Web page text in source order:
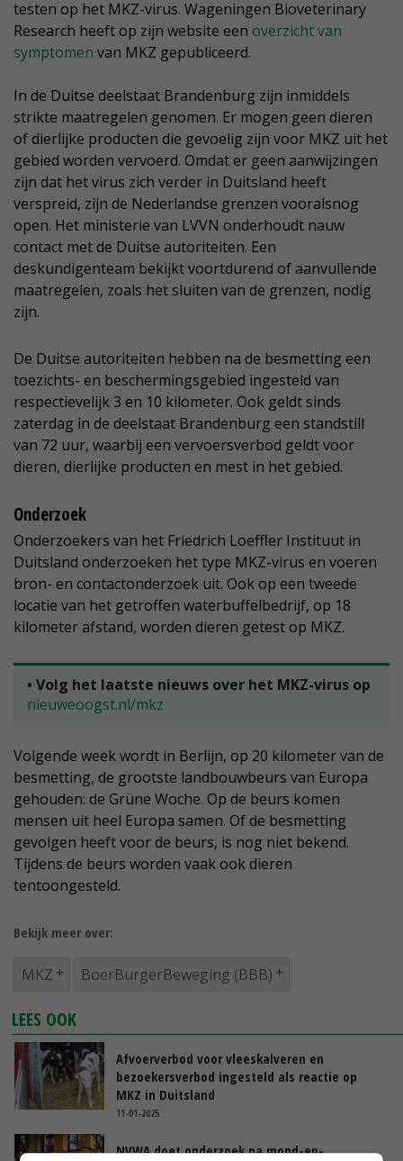
testen op het MKZ-virus. Wageningen Bioveterinary
Research heeft op zijn website een overzicht van
symptomen van MKZ gepubliceerd.
In de Duitse deelstaat Brandenburg zijn inmiddels
strikte maatregelen genomen. Er mogen geen dieren
of dierlijke producten die gevoelig zijn voor MKZ uit het
gebied worden vervoerd. Omdat er geen aanwijzingen
zijn dat het virus zich verder in Duitsland heeft
verspreid, zijn de Nederlandse grenzen vooralsnog
open. Het ministerie van LVVN onderhoudt nauw
contact met de Duitse autoriteiten. Een
deskundigenteam bekijkt voortdurend of aanvullende
maatregelen, zoals het sluiten van de grenzen, nodig
zijn.
De Duitse autoriteiten hebben na de besmetting een
toezichts- en beschermingsgebied ingesteld van
respectievelijk 3 en 10 kilometer. Ook geldt sinds
zaterdag in de deelstaat Brandenburg een standstill
van 72 uur, waarbij een vervoersverbod geldt voor
dieren, dierlijke producten en mest in het gebied.
Onderzoek
Onderzoekers van het Friedrich Loeffler Instituut in
Duitsland onderzoeken het type MKZ-virus en voeren
bron- en contactonderzoek uit. Ook op een tweede
locatie van het getroffen waterbuffelbedrijf, op 18
kilometer afstand, worden dieren getest op MKZ.
• Volg het laatste nieuws over het MKZ-virus op
nieuweoogst.nl/mkz
Volgende week wordt in Berlijn, op 20 kilometer van de
besmetting, de grootste landbouwbeurs van Europa
gehouden: de Grüne Woche. Op de beurs komen
mensen uit heel Europa samen. Of de besmetting
gevolgen heeft voor de beurs, is nog niet bekend.
Tijdens de beurs worden vaak ook dieren
tentoongesteld.
Bekijk meer over:
MKZ BoerBurgerBeweging (BBB)
LEES OOK
Afvoerverbod voor vleeskalveren en
bezoekersverbod ingesteld als reactie op
MKZ in Duitsland
11-01-2025
NVWA doet onderzoek na mond-en-